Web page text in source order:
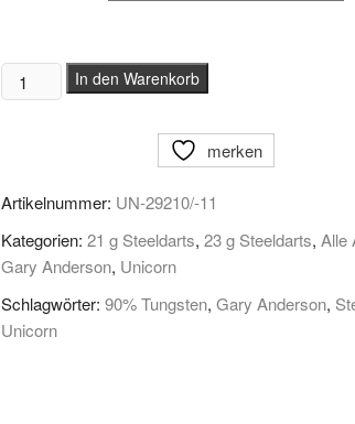
Unicorn
Steeldarts
90%
Menge
In den Warenkorb
merken
Artikelnummer: UN-29210/-11
Kategorien:21 g Steeldarts,23 g Steeldarts,Alle
Gary Anderson, Unicorn
Schlagwörter:90% Tungsten,Gary Anderson,
Unicorn